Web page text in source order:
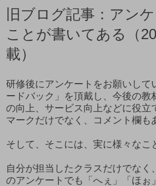
旧ブログ記事：アン
ことが書いてある（
載）
研修後にアンケートをお願いして
ードバック」を頂戴し、今後の教
の向上、サービス向上などに役
マークだけでなく、コメント欄も
そして、そこには、実に様々なこ
自分が担当したクラスだけでなく
のアンケートでも「へぇ」「ほぉ